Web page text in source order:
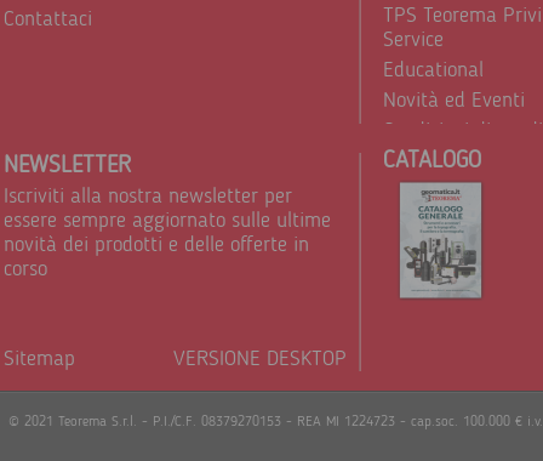
Contattaci
TPS Teorema
Service
Educational
Novità ed Eventi
Condizioni di
Trattamento dei
NEWSLETTER
Iscriviti alla nostra newsletter per
essere sempre aggiornato sulle ultime
novità dei prodotti e delle offerte in
corso
Sitemap VERSIONE DESKTOP
CATALOGO
© 2021 Teorema S.r.l. - P.I./C.F. 08379270153 - REA MI 1224723 - cap.soc. 100.000 €